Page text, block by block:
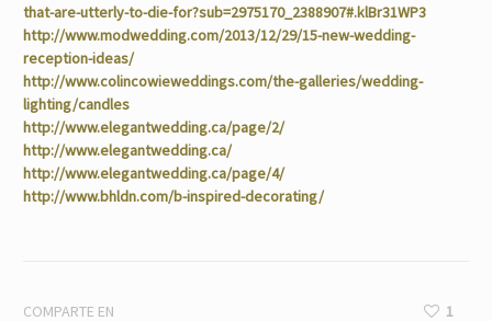
that-are-utterly-to-die-for?sub=2975170_2388907#.klBr31WP3
http://www.modwedding.com/2013/12/29/15-new-wedding-
reception-ideas/
http://www.colincowieweddings.com/the-galleries/wedding-
lighting/candles
http://www.elegantwedding.ca/page/2/
http://www.elegantwedding.ca/
http://www.elegantwedding.ca/page/4/
http://www.bhldn.com/b-inspired-decorating/
COMPARTE EN 1